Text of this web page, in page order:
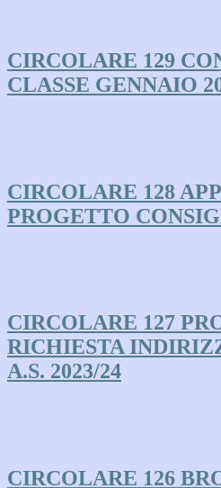
CIRCOLARE 129
CLASSE GENNAIO
CIRCOLARE 128
PROGETTO
CIRCOLARE 127
RICHIESTA
A.S. 2023/24
CIRCOLARE 126